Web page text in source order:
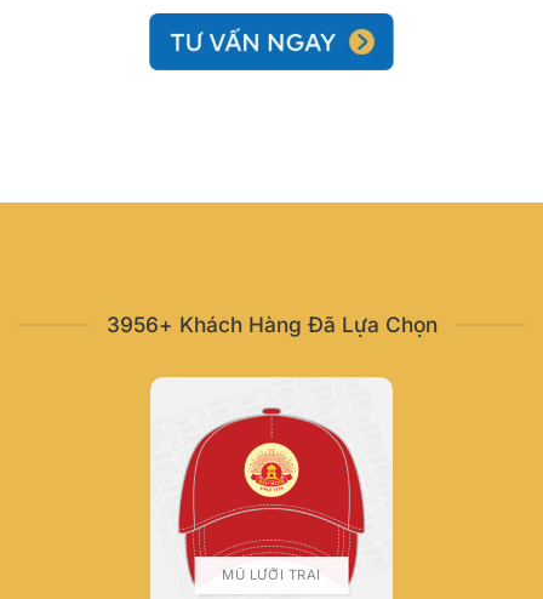
3956+ Khách Hàng Đã Lựa Chọn
MŨ LƯỠI TRAI